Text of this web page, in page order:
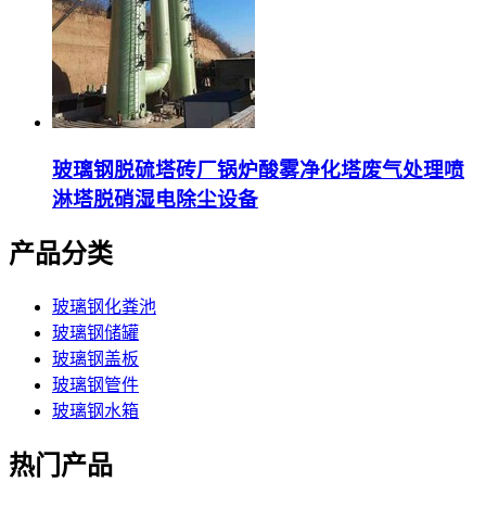
玻璃钢脱硫塔砖厂锅炉酸雾净化塔废气处理喷
淋塔脱硝湿电除尘设备
产品分类
玻璃钢化粪池
玻璃钢储罐
玻璃钢盖板
玻璃钢管件
玻璃钢水箱
热门产品